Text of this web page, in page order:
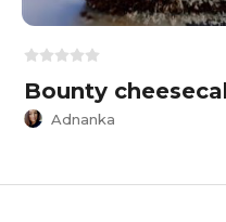
Bounty
Adnanka